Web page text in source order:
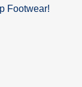
Footwear!